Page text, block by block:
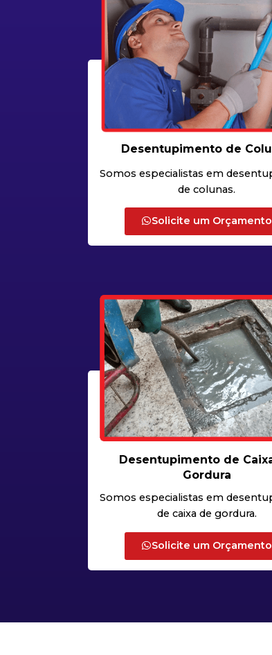
Desentupimento de
Somos especialistas em
de colunas.
Solicite um Orçamento
Desentupimento de
Gordura
Somos especialistas em
de caixa de gordura.
Solicite um Orçamento